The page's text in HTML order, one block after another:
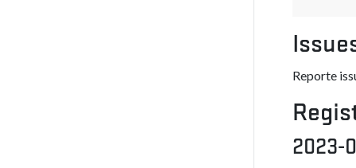
Reporte
2023-